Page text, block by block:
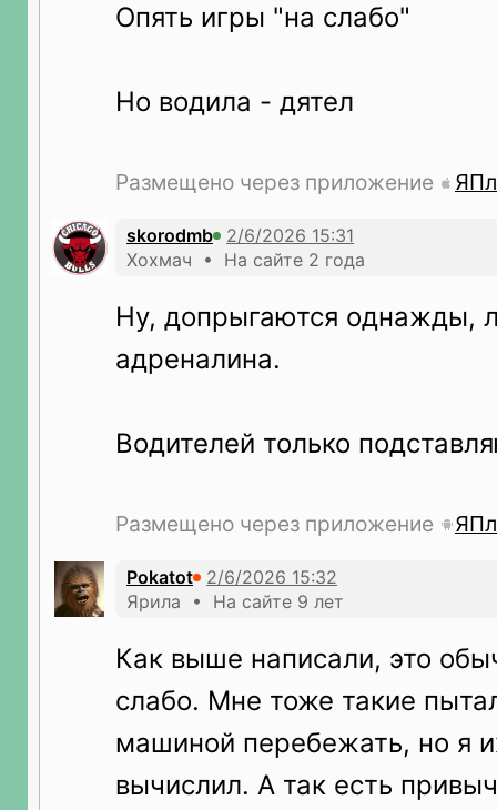
Опять игры "на слабо"
Но водила - дятел
Размещено через приложение
skorodmb
Хохмач • На сайте 2 года
Ну, допрыгаются однажды,
адреналина.
Водителей только
Размещено через приложение
Pokatot
Ярила • На сайте 9 лет
Как выше написали, это
слабо. Мне тоже такие
машиной перебежать, но я
вычислил. А так есть